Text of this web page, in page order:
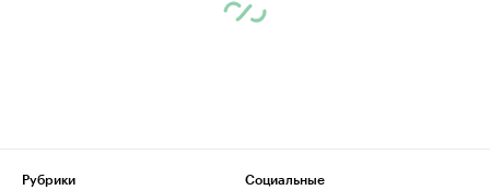
Рубрики
Социальные